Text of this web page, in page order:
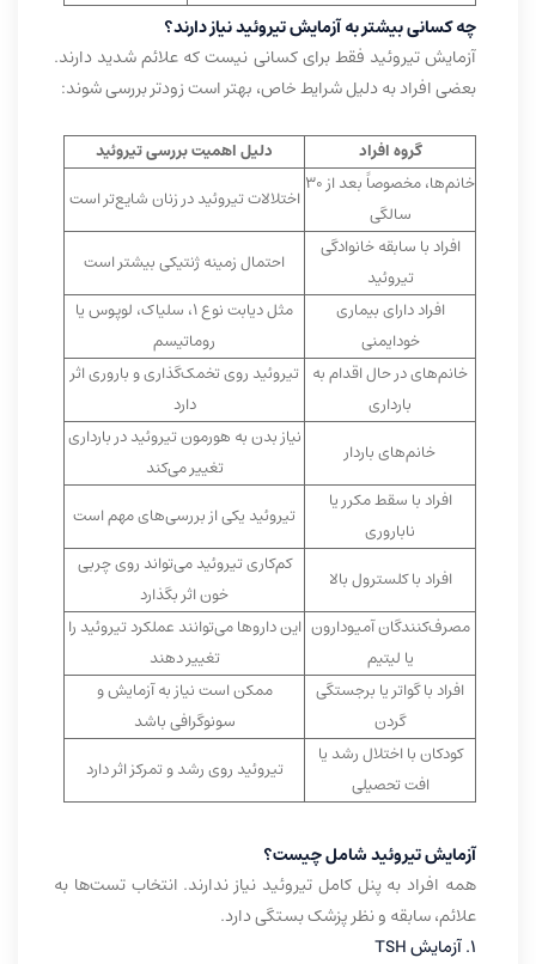
چه کسانی بیشتر به آزمایش تیروئید نیاز دارند؟
آزمایش تیروئید فقط برای کسانی نیست که علائم شدید دارند.
بعضی افراد به دلیل شرایط خاص، بهتر است زودتر بررسی شوند:
گروه افراد
دلیل اهمیت بررسی تیروئید
خانم‌ها، مخصوصاً بعد از ۳۰
سالگی
اختلالات تیروئید در زنان شایع‌تر است
افراد با سابقه خانوادگی
تیروئید
احتمال زمینه ژنتیکی بیشتر است
افراد دارای بیماری
خودایمنی
مثل دیابت نوع ۱، سلیاک، لوپوس یا
روماتیسم
خانم‌های در حال اقدام به
بارداری
تیروئید روی تخمک‌گذاری و باروری اثر
دارد
خانم‌های باردار
نیاز بدن به هورمون تیروئید در بارداری
تغییر می‌کند
افراد با سقط مکرر یا
ناباروری
تیروئید یکی از بررسی‌های مهم است
افراد با کلسترول بالا
کم‌کاری تیروئید می‌تواند روی چربی
خون اثر بگذارد
مصرف‌کنندگان آمیودارون
یا لیتیم
این داروها می‌توانند عملکرد تیروئید را
تغییر دهند
افراد با گواتر یا برجستگی
گردن
ممکن است نیاز به آزمایش و
سونوگرافی باشد
کودکان با اختلال رشد یا
افت تحصیلی
تیروئید روی رشد و تمرکز اثر دارد
آزمایش تیروئید شامل چیست؟
همه افراد به پنل کامل تیروئید نیاز ندارند. انتخاب تست‌ها به
علائم، سابقه و نظر پزشک بستگی دارد.
۱. آزمایش TSH